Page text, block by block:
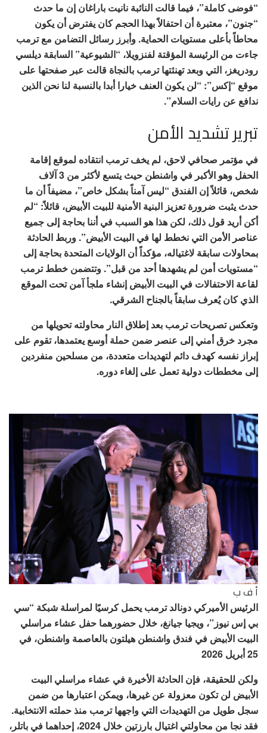
“فوضى كاملة”، فيما قالت النائبة نانيت باراغان إن ما حدث
“جنون”، معتبرة أن احتفالاً بهذا الحجم كان يفترض أن يكون
محاطاً بأعلى مستويات الحماية. وأبرز رسائل التضامن مع ترمب
جاءت من الرئيسة المؤقتة لفنزويلا، “الشيوعية” السابقة ديلسي
رودريغز، التي وبعد تهنئتها ترمب بالنجاة قالت عبر صفحتها على
موقع “إكس”: “لن يكون العنف خيارا أبدا بالنسبة لنا نحن الذين
ندافع عن رايات السلام”.
تبرير تشديد الأمن
في مؤتمر صحافي لاحق، لم يخف ترمب انتقاده لموقع إقامة
الحفل وهو الأكبر في واشنطن حيث يتسع لأكثر من 3 آلاف
شخص، قائلاً إن الفندق “ليس آمناً بشكل خاص”، مضيفاً أن ما
حدث يثبت ضرورة تعزيز البنية الأمنية للبيت الأبيض، قائلاً: “لم
أكن أريد قول ذلك، لكن هذا هو السبب في أننا بحاجة إلى جميع
عناصر الأمن التي نخطط لها في البيت الأبيض”. وربط الحادثة
بمحاولات سابقة لاغتياله، مؤكداً أن الولايات المتحدة بحاجة إلى
“مستويات أمن لم يشهدها أحد من قبل”. وتتضمن خطط ترمب
لقاعة الاحتفالات في البيت الأبيض إنشاء ملجأ آمن تحت الموقع
الذي كان يُعرف سابقاً بالجناح الشرقي.
وتعكس تصريحات ترمب بعد إطلاق النار محاولته تحويلها من
مجرد خرق أمني إلى عنصر ضمن حملة أوسع يعتمدها، تقوم على
إبراز نفسه كهدف دائم لتهديدات متعددة، من مسلحين منفردين
إلى مخططات دولية تعمل على إلغاء دوره.
أ ف ب
الرئيس الأميركي دونالد ترمب يحمل كرسيًا لمراسلة شبكة “سي
بي إس نيوز”، ويجيا جيانغ، خلال حضورهما حفل عشاء مراسلي
البيت الأبيض في فندق واشنطن هيلتون بالعاصمة واشنطن، في
25 أبريل 2026
ولكن للحقيقة، فإن الحادثة الأخيرة في عشاء مراسلي البيت
الأبيض لن تكون معزولة عن غيرها، ويمكن اعتبارها من ضمن
سجل طويل من التهديدات التي واجهها ترمب منذ حملته الانتخابية.
فقد نجا من محاولتي اغتيال بارزتين خلال 2024، إحداهما في باتلر،